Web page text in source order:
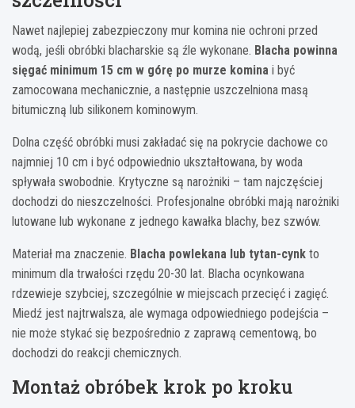
Nawet najlepiej zabezpieczony mur komina nie ochroni przed
wodą, jeśli obróbki blacharskie są źle wykonane. Blacha powinna
sięgać minimum 15 cm w górę po murze komina i być
zamocowana mechanicznie, a następnie uszczelniona masą
bitumiczną lub silikonem kominowym.
Dolna część obróbki musi zakładać się na pokrycie dachowe co
najmniej 10 cm i być odpowiednio ukształtowana, by woda
spływała swobodnie. Krytyczne są narożniki – tam najczęściej
dochodzi do nieszczelności. Profesjonalne obróbki mają narożniki
lutowane lub wykonane z jednego kawałka blachy, bez szwów.
Materiał ma znaczenie. Blacha powlekana lub tytan-cynk to
minimum dla trwałości rzędu 20-30 lat. Blacha ocynkowana
rdzewieje szybciej, szczególnie w miejscach przecięć i zagięć.
Miedź jest najtrwalsza, ale wymaga odpowiedniego podejścia –
nie może stykać się bezpośrednio z zaprawą cementową, bo
dochodzi do reakcji chemicznych.
Montaż obróbek krok po kroku